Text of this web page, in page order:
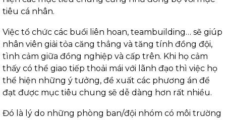
tiêu cá nhân.
Việc tổ chức các buổi liên hoan, teambuilding… sẽ giúp
nhân viên giải tỏa căng thẳng và tăng tính đồng đội,
tình cảm giữa đồng nghiệp và cấp trên. Khi họ cảm
thấy có thể giao tiếp thoải mái với lãnh đạo thì việc họ
thể hiện những ý tưởng, đề xuất các phương án để
đạt được mục tiêu chung sẽ dễ dàng hơn rất nhiều.
Đó là lý do những phòng ban/đội nhóm có môi trường